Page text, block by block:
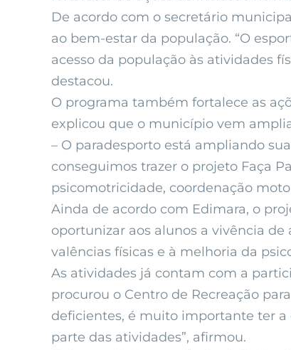
De acordo com o secretário
ao bem-estar da população. “O
acesso da população às atividades
destacou.
O programa também fortalece as
explicou que o município vem
– O paradesporto está ampliando
conseguimos trazer o projeto Faça
psicomotricidade, coordenação
Ainda de acordo com Edimara, o
oportunizar aos alunos a vivência
valências físicas e à melhoria da
As atividades já contam com a
procurou o Centro de Recreação
deficientes, é muito importante ter
parte das atividades”, afirmou.